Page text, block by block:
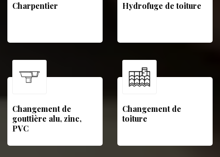
Charpentier Hydrofuge de toiture
Changement de
gouttière alu, zinc,
PVC
Changement de
toiture